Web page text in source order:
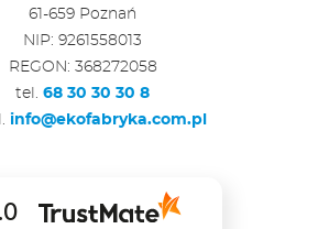
61-659 Poznań
NIP: 9261558013
REGON: 368272058
tel. 68 30 30 30 8
info@ekofabryka.com.pl